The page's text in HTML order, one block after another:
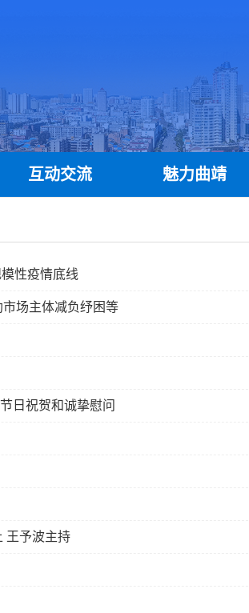
互动交流 魅力曲靖
性疫情底线
场主体减负纾困等
日祝贺和诚挚慰问
王予波主持